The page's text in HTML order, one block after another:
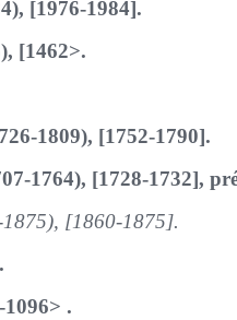
[1976-1984].
[1462>.
1809), [1752-1790].
1764), [1728-1732],
[1860-1875].
.